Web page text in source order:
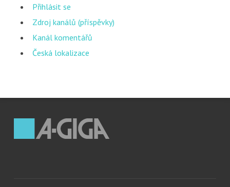
Přihlásit se
Zdroj kanálů (příspěvky)
Kanál komentářů
Česká lokalizace